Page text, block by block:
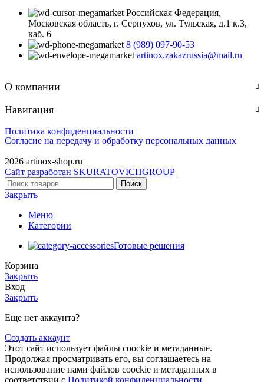
Российская Федерация,
Московская область, г. Серпухов, ул. Тульская, д.1 к.3,
каб. 6
8 (989) 097-90-53
artinox.zakazrussia@mail.ru
О компании
Навигация
Политика конфиденциальности
Согласие на передачу и обработку персональных данных
2026 artinox-shop.ru
Сайт разработан SKURATOVICHGROUP
Поиск
Закрыть
Меню
Категории
Готовые решения
Корзина
Закрыть
Вход
Закрыть
Еще нет аккаунта?
Создать аккаунт
Этот сайт использует файлы coockie и метаданные.
Продолжая просматривать его, вы соглашаетесь на
использование нами файлов coockie и метаданных в
соответствии с Политикой конфиденциальности.